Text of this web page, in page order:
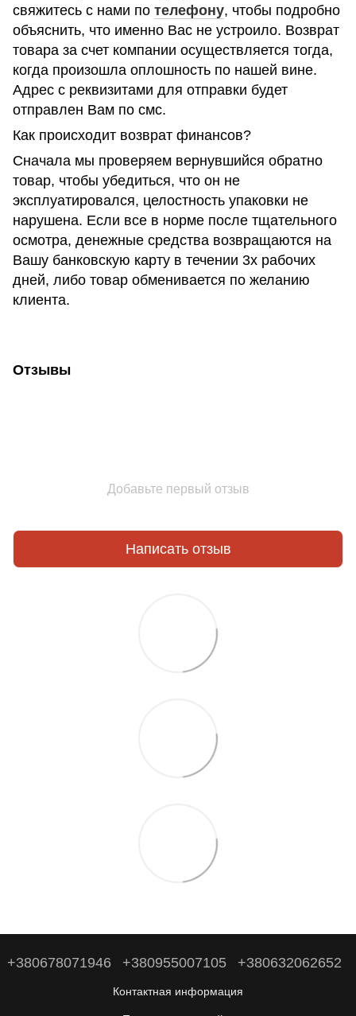
свяжитесь с нами по телефону, чтобы подробно
объяснить, что именно Вас не устроило. Возврат
товара за счет компании осуществляется тогда,
когда произошла оплошность по нашей вине.
Адрес с реквизитами для отправки будет
отправлен Вам по смс.
Как происходит возврат финансов?
Сначала мы проверяем вернувшийся обратно
товар, чтобы убедиться, что он не
эксплуатировался, целостность упаковки не
нарушена. Если все в норме после тщательного
осмотра, денежные средства возвращаются на
Вашу банковскую карту в течении 3х рабочих
дней, либо товар обменивается по желанию
клиента.
Отзывы
Добавьте первый отзыв
Написать отзыв
+380678071946 +380955007105 +380632062652
Контактная информация